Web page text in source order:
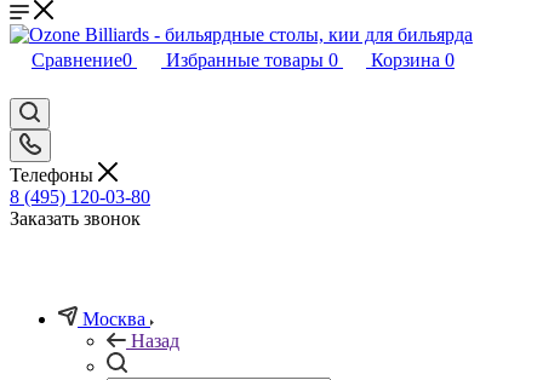
Сравнение0 Избранные товары 0 Корзина 0
Телефоны
8 (495) 120-03-80
Заказать звонок
Москва
Назад